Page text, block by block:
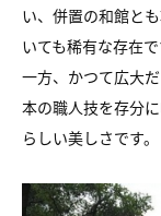
い、併置の和館と
いても稀有な存在で
一方、かつて広大
本の職人技を存分
らしい美しさです。